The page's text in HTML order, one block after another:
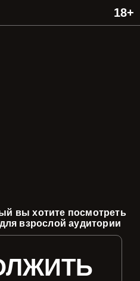
вы хотите посмотреть
взрослой аудитории